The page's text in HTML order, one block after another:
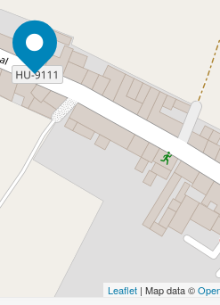
Leaflet| Map data ©